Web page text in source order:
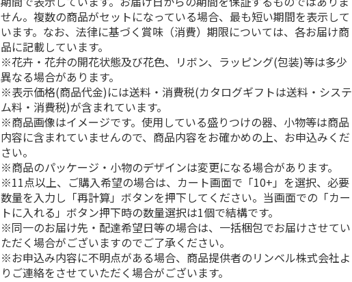
せん。複数の商品がセットになっている場合、最も短い期間を表示して
います。なお、法律に基づく賞味（消費）期限については、各お届け商
品に記載しています。
※花卉・花弁の開花状態及び花色、リボン、ラッピング(包装)等は多少
異なる場合があります。
※表示価格(商品代金)には送料・消費税(カタログギフトは送料・システ
ム料・消費税)が含まれています。
※商品画像はイメージです。使用している盛りつけの器、小物等は商品
内容に含まれていませんので、商品内容をお確かめの上、お申込みくだ
さい。
※商品のパッケージ・小物のデザインは変更になる場合があります。
※11点以上、ご購入希望の場合は、カート画面で「10+」を選択、必要
数量を入力し「再計算」ボタンを押下してください。当画面での「カー
トに入れる」ボタン押下時の数量選択は1個で結構です。
※同一のお届け先・配達希望日等の場合は、一括梱包でお届けさせてい
ただく場合がございますのでご了承ください。
※お申込み内容に不明点がある場合、商品提供者のリンベル株式会社よ
りご連絡をさせていただく場合がございます。